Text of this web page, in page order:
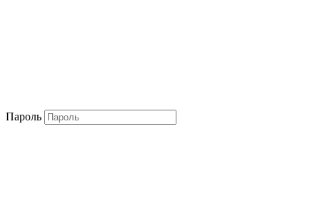
Пароль